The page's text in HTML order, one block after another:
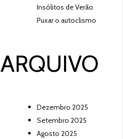
Insólitos de Verão
Puxar o autoclismo
ARQUIVO
Dezembro 2025
Setembro 2025
Agosto 2025